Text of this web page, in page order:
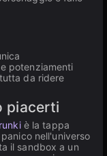
potenziamenti
da ridere
piacerti
è la tappa
nell'universo
il sandbox a un